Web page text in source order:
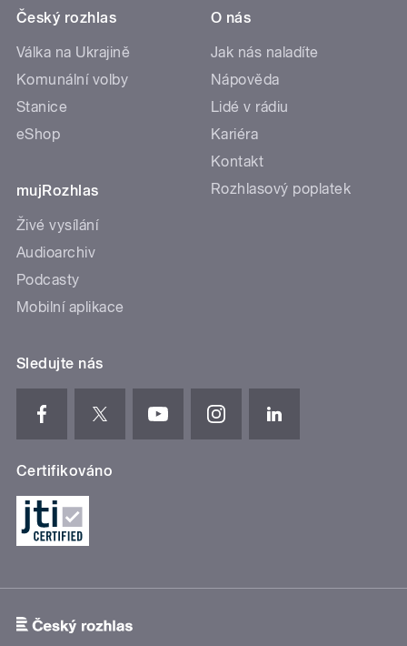
Český rozhlas
Válka na Ukrajině
Komunální volby
Stanice
eShop
mujRozhlas
Živé vysílání
Audioarchiv
Podcasty
Mobilní aplikace
O nás
Jak nás naladíte
Nápověda
Lidé v rádiu
Kariéra
Kontakt
Rozhlasový poplatek
Sledujte nás
Certifikováno